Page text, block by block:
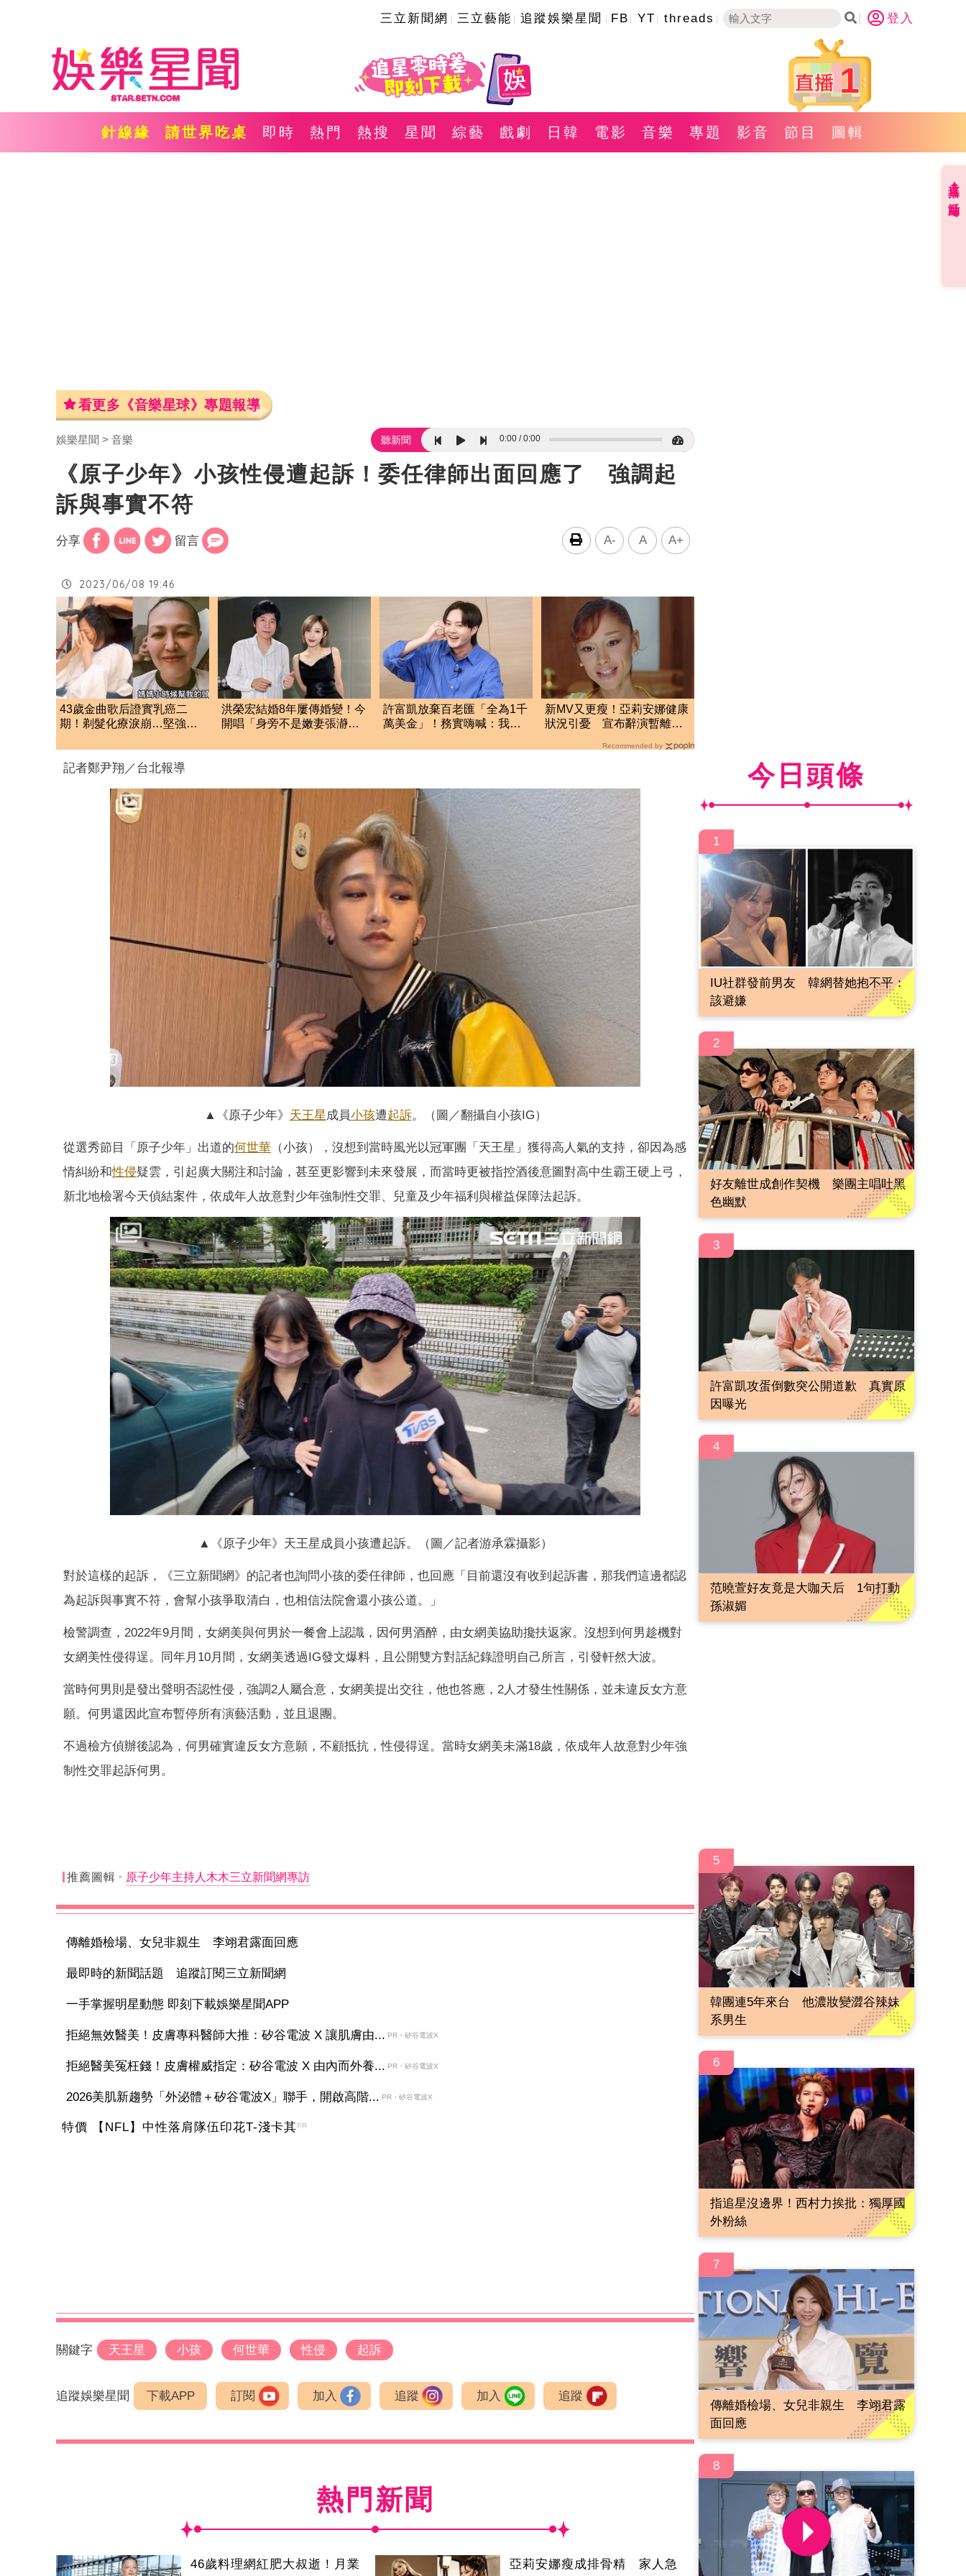
三立新聞網 三立藝能 追蹤娛樂星聞 FB YT threads 登入
1
針線緣 請世界吃桌 即時 熱門 熱搜 星聞 綜藝 戲劇 日韓 電影 音樂 專題 影音 節目 圖輯
看更多《音樂星球》專題報導
娛樂星聞 音樂 聽新聞 0:00 0:00
《原子少年》小孩性侵遭起訴！委任律師出面回應了 強調起
訴與事實不符
分享 留言 A- A A+
2023/06/08 19:46
43歲金曲歌后證實乳癌二
期！剃髮化療淚崩…堅強
洪榮宏結婚8年屢傳婚變！今
開唱「身旁不是嫩妻張瀞
許富凱放棄百老匯「全為1千
萬美金」！務實嗨喊：我要
新MV又更瘦！亞莉安娜健康
狀況引憂 宣布辭演暫離公
Recommended by
記者鄭尹翔／台北報導
▲《原子少年》 天王星 成員小孩遭起訴。（圖／翻攝自小孩IG）
從選秀節目「原子少年」出道的何世華 （小孩），沒想到當時風光以冠軍團「天王星」獲得高人氣的支持，卻因為感
情糾紛和性侵疑雲，引起廣大關注和討論，甚至更影響到未來發展，而當時更被指控酒後意圖對高中生霸王硬上弓，
新北地檢署今天偵結案件，依成年人故意對少年強制性交罪、兒童及少年福利與權益保障法起訴。
▲《原子少年》天王星成員小孩遭起訴。（圖／記者游承霖攝影）
對於這樣的起訴，《三立新聞網》的記者也詢問小孩的委任律師，也回應「目前還沒有收到起訴書，那我們這邊都認
為起訴與事實不符，會幫小孩爭取清白，也相信法院會還小孩公道。」
檢警調查，2022年9月間，女網美與何男於一餐會上認識，因何男酒醉，由女網美協助攙扶返家。沒想到何男趁機對
女網美性侵得逞。同年月10月間，女網美透過IG發文爆料，且公開雙方對話紀錄證明自己所言，引發軒然大波。
當時何男則是發出聲明否認性侵，強調2人屬合意，女網美提出交往，他也答應，2人才發生性關係，並未違反女方意
願。何男還因此宣布暫停所有演藝活動，並且退團。
不過檢方偵辦後認為，何男確實違反女方意願，不顧抵抗，性侵得逞。當時女網美未滿18歲，依成年人故意對少年強
制性交罪起訴何男。
推薦圖輯 原子少年主持人木木三立新聞網專訪
傳離婚檢場、女兒非親生 李翊君露面回應
最即時的新聞話題 追蹤訂閱三立新聞網
一手掌握明星動態 即刻下載娛樂星聞APP
拒絕無效醫美！皮膚專科醫師大推：矽谷電波 X 讓肌膚由... PR・矽谷電波X
拒絕醫美冤枉錢！皮膚權威指定：矽谷電波 X 由內而外養... PR・矽谷電波X
2026美肌新趨勢「外泌體＋矽谷電波X」聯手，開啟高階... PR・矽谷電波X
特價 【NFL】中性落肩隊伍印花T-淺卡其PR
關鍵字 天王星 小孩 何世華 性侵 起訴
追蹤娛樂星聞 下載APP 訂閱 加入 追蹤 加入 追蹤
熱門新聞
46歲料理網紅肥大叔逝！月業
亞莉安娜瘦成排骨精 家人急
今日頭條
1
IU社群發前男友 韓網替她抱不平：
該避嫌
2
好友離世成創作契機 樂團主唱吐黑
色幽默
3
許富凱攻蛋倒數突公開道歉 真實原
因曝光
4
范曉萱好友竟是大咖天后 1句打動
孫淑媚
5
韓團連5年來台 他濃妝變澀谷辣妹
系男生
6
指追星沒邊界！西村力挨批：獨厚國
外粉絲
7
傳離婚檢場、女兒非親生 李翊君露
面回應
8
直播✦活動